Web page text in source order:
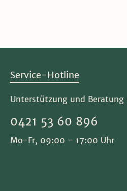
Service-Hotline
Unterstützung und Beratung
0421 53 60 896
Mo-Fr, 09:00 - 17:00 Uhr